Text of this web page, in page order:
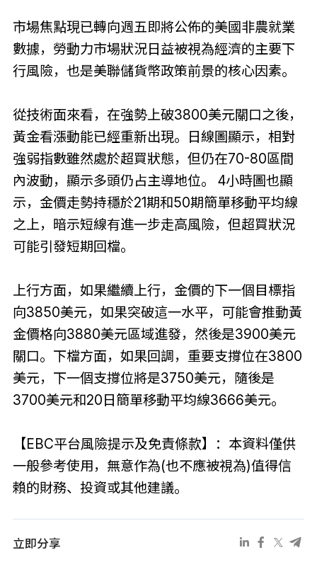
市場焦點現已轉向週五即將公佈的美國非農就業
數據，勞動力市場狀況日益被視為經濟的主要下
行風險，也是美聯儲貨幣政策前景的核心因素。
從技術面來看，在強勢上破3800美元關口之後，
黃金看漲動能已經重新出現。日線圖顯示，相對
強弱指數雖然處於超買狀態，但仍在70-80區間
內波動，顯示多頭仍占主導地位。 4小時圖也顯
示，金價走勢持穩於21期和50期簡單移動平均線
之上，暗示短線有進一步走高風險，但超買狀況
可能引發短期回檔。
上行方面，如果繼續上行，金價的下一個目標指
向3850美元，如果突破這一水平，可能會推動黃
金價格向3880美元區域進發，然後是3900美元
關口。下檔方面，如果回調，重要支撐位在3800
美元，下一個支撐位將是3750美元，隨後是
3700美元和20日簡單移動平均線3666美元。
【EBC平台風險提示及免責條款】：本資料僅供
一般參考使用，無意作為(也不應被視為)值得信
賴的財務、投資或其他建議。
立即分享